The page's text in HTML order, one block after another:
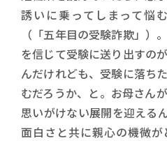
誘いに乗ってしまって悩
（「五年目の受験詐欺」）
を信じて受験に送り出すの
んだけれども、受験に落ち
むだろうか、と。お母さん
思いがけない展開を迎え
面白さと共に親心の機微